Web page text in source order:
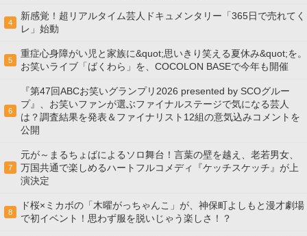
4
新感覚！超リアルタイム芸人ドキュメンタリー「365日で売れてく
レ」始動
5
重症心身障がい児と家族に&quot;思いきり笑える夏休み&quot;を。
お笑いライブ「ばくわら」を、COCOLON BASEで今年も開催
6
『第47回ABCお笑いグランプリ2026 presented by SCOグルー
プ』、お笑いファンが選ぶファイナルステージで気になる芸人
は？調査結果を発表＆ファイナリスト12組の意気込みコメントを
公開
7
元が～まるちょばによるソロ舞台！言葉の壁を越え、老若男女、
万国共通で楽しめるハートフルコメディ『ケッチスケッチ』が上
演決定
8
ド桜×ミカボの「木曜がっちゃんこ」が、神保町よしもと漫才劇場
で初イベント！思わず服を脱いじゃう楽しさ！？